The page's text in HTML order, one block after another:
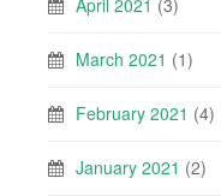
April 2021 (3)
March 2021 (1)
February 2021 (4)
January 2021 (2)